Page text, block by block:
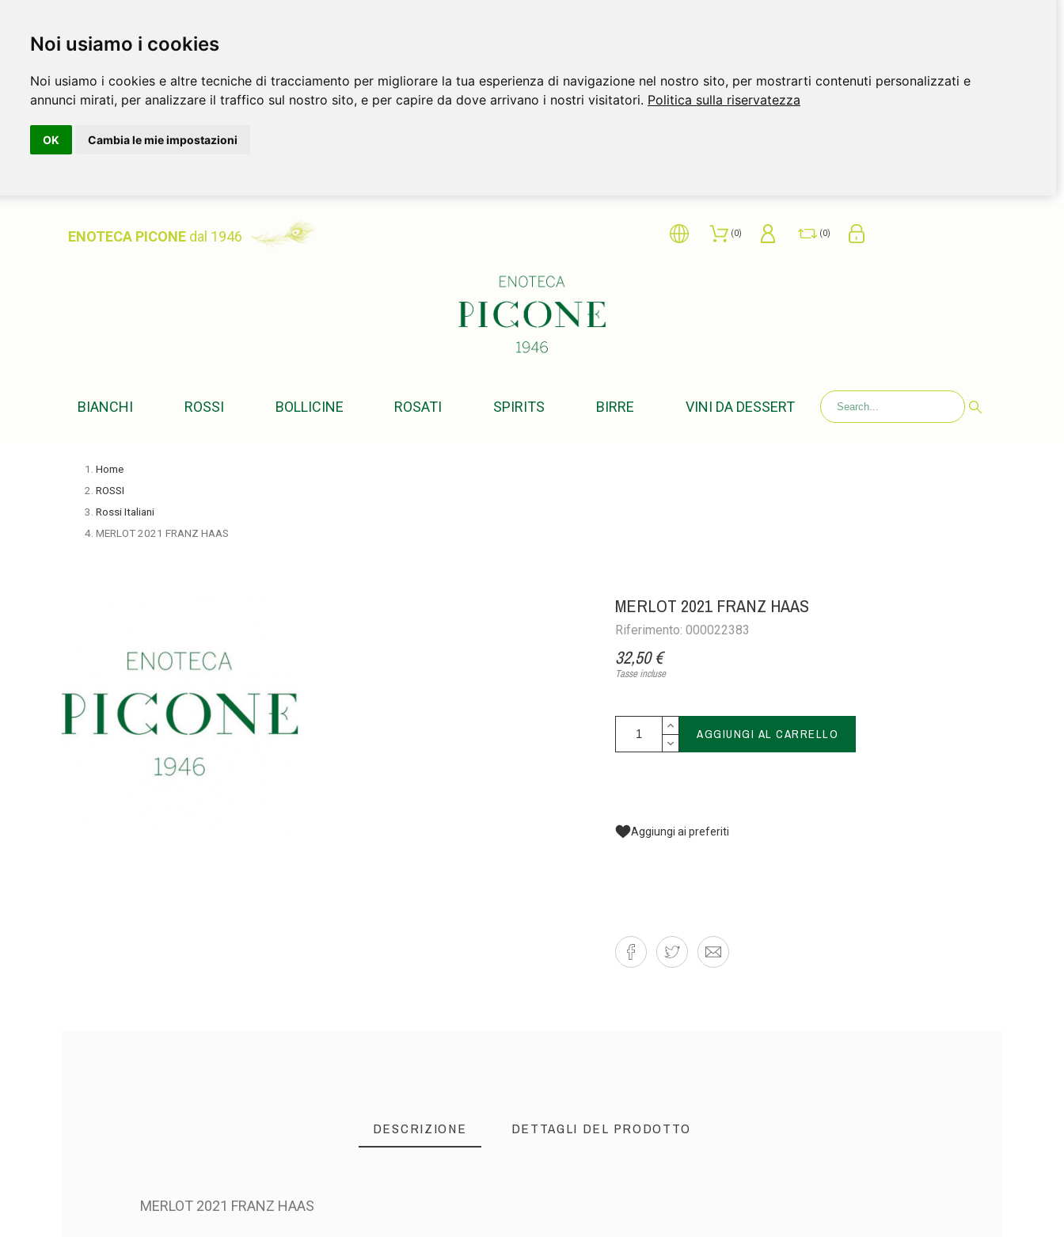
Noi usiamo i cookies
Noi usiamo i cookies e altre tecniche di tracciamento per migliorare la tua esperienza di navigazione nel nostro sito, per mostrarti contenuti personalizzati e
annunci mirati, per analizzare il traffico sul nostro sito, e per capire da dove arrivano i nostri visitatori. Politica sulla riservatezza
OK Cambia le mie impostazioni
ENOTECA PICONE dal 1946 0 0
BIANCHI ROSSI BOLLICINE ROSATI SPIRITS BIRRE VINI DA DESSERT
Home
ROSSI
Rossi Italiani
MERLOT 2021 FRANZ HAAS
MERLOT 2021 FRANZ HAAS
Riferimento: 000022383
32,50 €
Tasse incluse
AGGIUNGI AL CARRELLO
Aggiungi ai preferiti
DESCRIZIONE DETTAGLI DEL PRODOTTO
MERLOT 2021 FRANZ HAAS